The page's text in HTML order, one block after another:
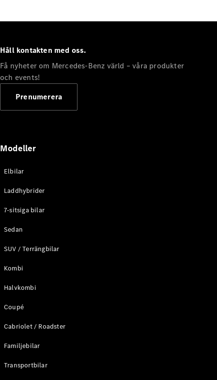
Håll kontakten med oss.
Få nyheter om Mercedes-Benz värld – våra produkter
och events!
Prenumerera
Modeller
Elbilar
Laddhybrider
7-sitsiga bilar
Sedan
SUV / Terrängbilar
Kombi
Halvkombi
Coupé
Cabriolet / Roadster
Familjebilar
Transportbilar